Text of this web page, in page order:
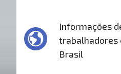
Informações
trabalhadores
Brasil